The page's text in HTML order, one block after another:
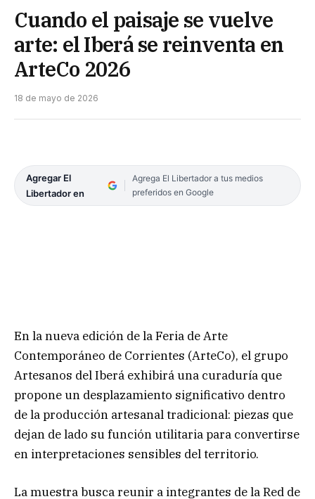
Cuando el paisaje se vuelve
arte: el Iberá se reinventa en
ArteCo 2026
18 de mayo de 2026
Agregar El
Libertador en
Agrega El Libertador a tus medios
preferidos en Google
En la nueva edición de la Feria de Arte
Contemporáneo de Corrientes (ArteCo), el grupo
Artesanos del Iberá exhibirá una curaduría que
propone un desplazamiento significativo dentro
de la producción artesanal tradicional: piezas que
dejan de lado su función utilitaria para convertirse
en interpretaciones sensibles del territorio.
La muestra busca reunir a integrantes de la Red de